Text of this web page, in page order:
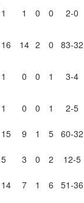
1 1 0 0 2-0
16 14 2 0 83-32
1 0 0 1 3-4
1 0 0 1 2-5
15 9 1 5 60-32
5 3 0 2 12-5
14 7 1 6 51-36